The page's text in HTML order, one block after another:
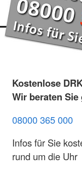
Kostenlose
Wir beraten Sie
08000 365 000
Infos für Sie
rund um die Uhr